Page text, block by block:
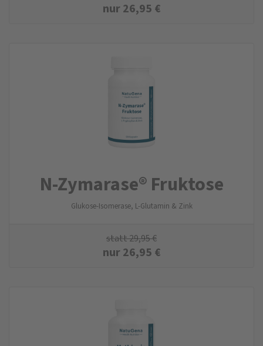
nur26,95 €
N-Zymarase® Fruktose
Glukose-Isomerase, L-Glutamin & Zink
statt29,95€
nur26,95 €